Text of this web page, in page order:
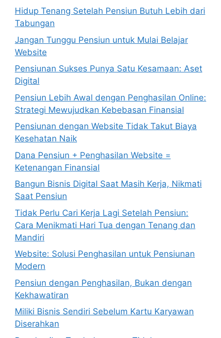
Hidup Tenang Setelah Pensiun Butuh Lebih dari
Tabungan
Jangan Tunggu Pensiun untuk Mulai Belajar
Website
Pensiunan Sukses Punya Satu Kesamaan: Aset
Digital
Pensiun Lebih Awal dengan Penghasilan Online:
Strategi Mewujudkan Kebebasan Finansial
Pensiunan dengan Website Tidak Takut Biaya
Kesehatan Naik
Dana Pensiun + Penghasilan Website =
Ketenangan Finansial
Bangun Bisnis Digital Saat Masih Kerja, Nikmati
Saat Pensiun
Tidak Perlu Cari Kerja Lagi Setelah Pensiun:
Cara Menikmati Hari Tua dengan Tenang dan
Mandiri
Website: Solusi Penghasilan untuk Pensiunan
Modern
Pensiun dengan Penghasilan, Bukan dengan
Kekhawatiran
Miliki Bisnis Sendiri Sebelum Kartu Karyawan
Diserahkan